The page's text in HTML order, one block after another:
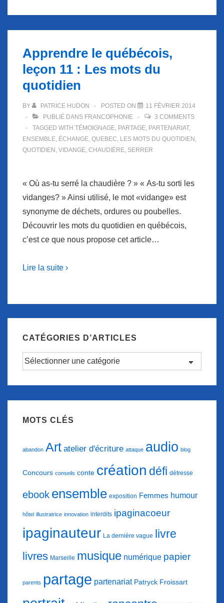
Apprendre le québécois,
leçon 11 : Les mots du
quotidien
BY PATRICE HUDON POSTED ON
11 FÉVRIER 2014
PUBLIÉ DANS FRANCOPHONIE
3 COMMENTS
TAGGED WITH TÉMOIGNAGE PARTAGE PARTENARIAT,
ENSEMBLE ÉCHANGE QUEBEC LES MOTS DU QUOTIDIEN
QUOTIDIEN VIDANGE CHAUDIÈRE SERRER
« Où as-tu serré la chaudière ? » « As-tu sorti les
vidanges? » Ainsi utilisé, le mot «vidange» est
synonyme de déchets, ordures ou poubelles.
Découvrir les mots du quotidien en québécois,
c’est ce que nous propose cet article…
Lire la suite ›
CATÉGORIES D’ARTICLES
Catégories
d’articles
MOTS CLÉS
abandon Art atelier d'écriture attaque audio blog
Concours conseils conte création défi détresse
ebook ensemble exposition Femmes humour
hôtel illustratrice innovation interdits ipaginacoeur
ipaginauteur La dernière vague livre
livres Marseille musique numérique papier
parents partage partenariat Patryck Froissart